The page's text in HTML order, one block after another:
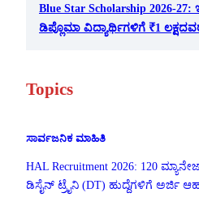
Blue Star Scholarship 2026-
ಡಿಪ್ಲೊಮಾ ವಿದ್ಯಾರ್ಥಿಗಳಿಗೆ ₹1
Topics
ಸಾರ್ವಜನಿಕ ಮಾಹಿತಿ
HAL Recruitment 2026: 120
ಡಿಸೈನ್ ಟ್ರೈನಿ (DT) ಹುದ್ದೆಗಳಿಗೆ ಅರ್ಜಿ